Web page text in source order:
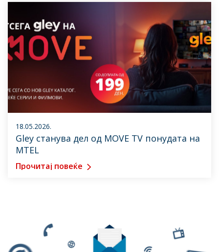
18.05.2026.
Gley станува дел од MOVE TV понудата на
MTEL
Прочитај повеќе